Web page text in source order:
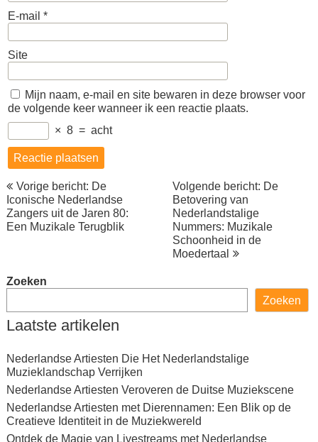
E-mail *
Site
Mijn naam, e-mail en site bewaren in deze browser voor
de volgende keer wanneer ik een reactie plaats.
× 8 = acht
Berichtnavigatie
Vorige bericht: De
Iconische Nederlandse
Zangers uit de Jaren 80:
Een Muzikale Terugblik
Volgende bericht: De
Betovering van
Nederlandstalige
Nummers: Muzikale
Schoonheid in de
Moedertaal
Zoeken
Zoeken
Laatste artikelen
Nederlandse Artiesten Die Het Nederlandstalige
Muzieklandschap Verrijken
Nederlandse Artiesten Veroveren de Duitse Muziekscene
Nederlandse Artiesten met Dierennamen: Een Blik op de
Creatieve Identiteit in de Muziekwereld
Ontdek de Magie van Livestreams met Nederlandse